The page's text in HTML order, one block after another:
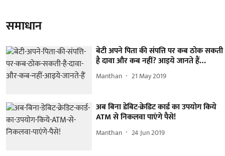
समाधान
बेटी अपने पिता की संपत्ति पर कब ठोक सकती
है दावा और कब नहीं? आइये जानते हैं…
Manthan 21 May 2019
अब बिना डेबिट-क्रेडिट कार्ड का उपयोग किये
ATM से निकलवा पाएंगे पैसे!
Manthan 24 Jun 2019